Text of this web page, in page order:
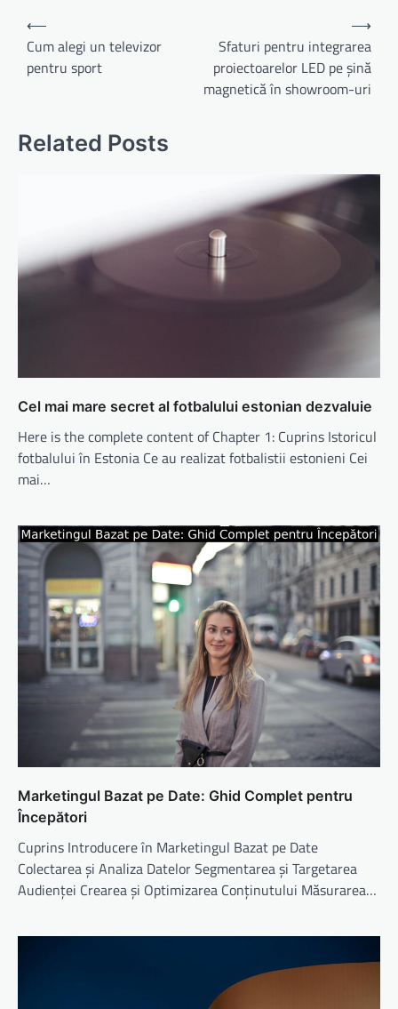
Navigare
în
articole
⟵
Cum alegi un televizor
pentru sport
Sfaturi pentru integrarea
proiectoarelor LED pe șină
magnetică în showroom-uri
⟶
Related Posts
Cel mai mare secret al fotbalului estonian dezvaluie
Here is the complete content of Chapter 1: Cuprins Istoricul
fotbalului în Estonia Ce au realizat fotbalistii estonieni Cei
mai…
Marketingul Bazat pe Date: Ghid Complet pentru
Începători
Cuprins Introducere în Marketingul Bazat pe Date
Colectarea și Analiza Datelor Segmentarea și Targetarea
Audienței Crearea și Optimizarea Conținutului Măsurarea…